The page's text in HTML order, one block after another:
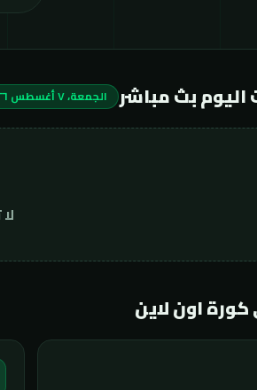
اليوم بث مباشر الجمعة، ٧ أغسطس ٢٠٢٦
اون لاين